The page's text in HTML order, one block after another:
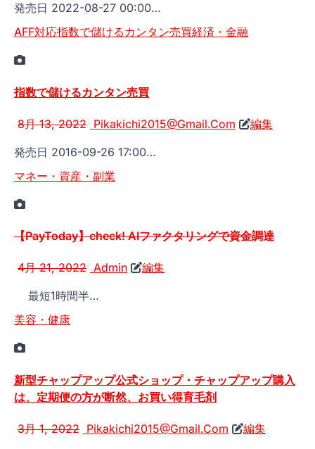
発売日 2022-08-27 00:00…
AFF対応指数で儲けるカンタン売買経済・金融
指数で儲けるカンタン売買
8月 13, 2022 Pikakichi2015@Gmail.Com
編集
発売日 2016-09-26 17:00…
マネー・資産・副業
【PayToday】check! AIファクタリングで資金調達
4月 21, 2022 Admin
編集
最短1時間半…
美容・健康
新型チャップアップ公式ショップ・チャップアップ購入
は、定期便の方が断然、お買い得育毛剤
3月 1, 2022 Pikakichi2015@Gmail.Com 編集